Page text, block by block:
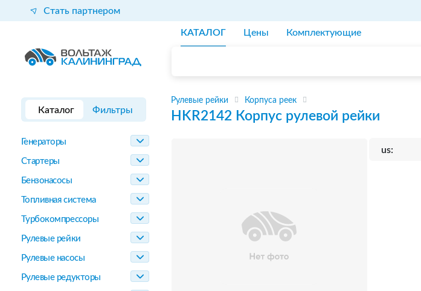
Стать партнером
КАТАЛОГ Цены Комплектующие
Каталог Фильтры
Генераторы
Стартеры
Бензонасосы
Топливная система
Турбокомпрессоры
Рулевые рейки
Рулевые насосы
Рулевые редукторы
Рулевые рейки Корпуса реек
HKR2142 Корпус рулевой рейки
us: